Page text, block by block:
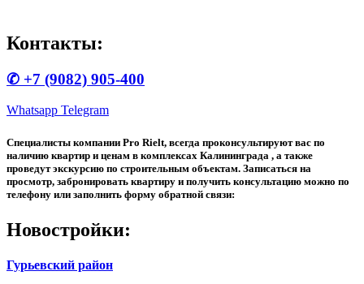
Контакты:
✆ +7 (9082) 905-400
Whatsapp Telegram
Специалисты компании Pro Rielt, всегда проконсультируют вас по
наличию квартир и ценам в комплексах Калининграда , а также
проведут экскурсию по строительным объектам. Записаться на
просмотр, забронировать квартиру и получить консультацию можно по
телефону или заполнить форму обратной связи:
Новостройки:
Гурьевский район